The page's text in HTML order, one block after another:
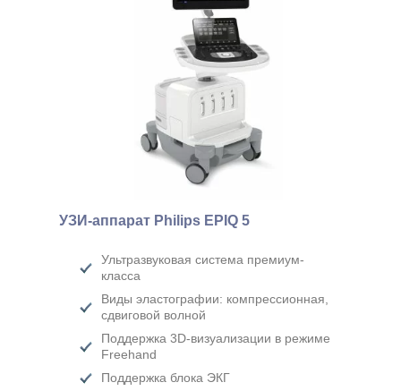
УЗИ-аппарат Philips EPIQ 5
Ультразвуковая система премиум-
класса
Виды эластографии: компрессионная,
сдвиговой волной
Поддержка 3D-визуализации в режиме
Freehand
Поддержка блока ЭКГ